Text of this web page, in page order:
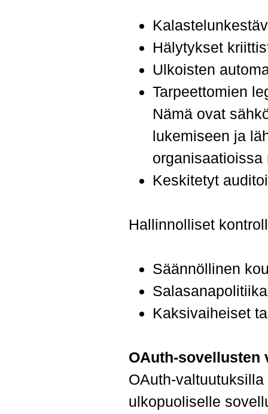
Hälytykset
Ulkoisten
Tarpeettomien
Nämä ovat
lukemiseen ja
Keskitetyt
Hallinnolliset
Säännöllinen
Kaksivaiheiset
OAuth-sovellusten
OAuth-
ulkopuoliselle